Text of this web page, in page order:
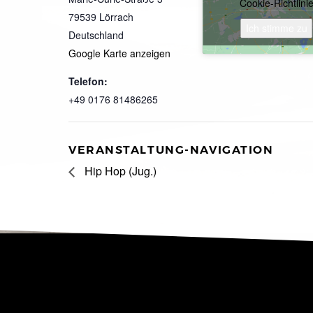
79539 Lörrach
Deutschland
Google Karte anzeigen
Telefon:
+49 0176 81486265
Cookie-Richtlinie
VERANSTALTUNG-NAVIGATION
Hip Hop (Jug.)